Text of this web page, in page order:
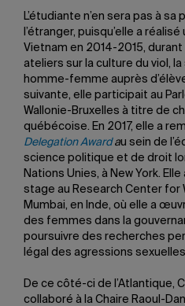
L’étudiante n’en sera pas à
l’étranger, puisqu’elle a
Vietnam en 2014-2015,
ateliers sur la culture du viol,
homme-femme auprès
suivante, elle participait au
Wallonie-Bruxelles à titre de
québécoise. En 2017, elle a
Delegation Awardau sein de
science politique et de droit
Nations Unies, à New York.
stage au Research Center for
Mumbai, en Inde, où elle a
des femmes dans la
poursuivre des recherches
légal des agressions
De ce côté-ci de l’Atlantique,
collaboré à la Chaire Raoul-